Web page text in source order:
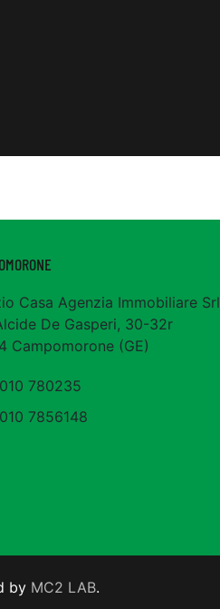
Casa Agenzia Immobiliare Srl
De Gasperi, 30-32r
Campomorone (GE)
010 780235
010 7856148
by MC2 LAB.